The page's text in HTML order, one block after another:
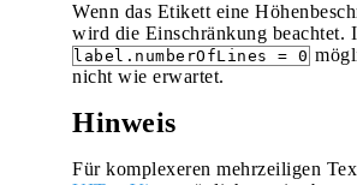
Wenn das Etikett eine
wird die Einschränkung beachtet.
label.numberOfLines = 0
nicht wie erwartet.
Hinweis
Für komplexeren mehrzeiligen